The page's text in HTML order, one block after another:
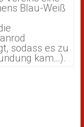
Blau-Weiß
sodass es zu
kam…).